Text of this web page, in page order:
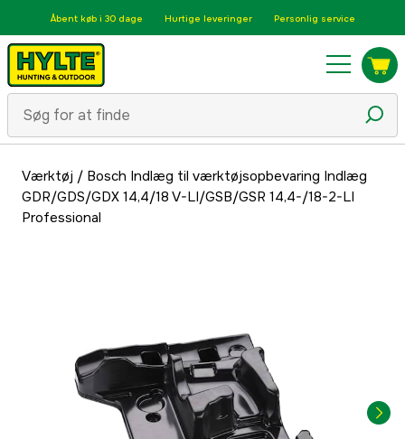
Åbent køb i 30 dage Hurtige leveringer Personlig service
Værktøj / Bosch Indlæg til værktøjsopbevaring Indlæg
GDR/GDS/GDX 14,4/18 V-LI/GSB/GSR 14,4-/18-2-LI
Professional